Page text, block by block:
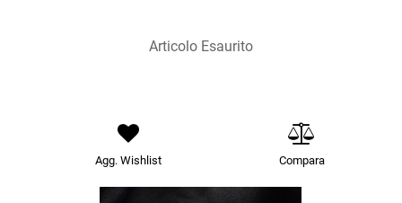
Articolo Esaurito
Agg. Wishlist Compara